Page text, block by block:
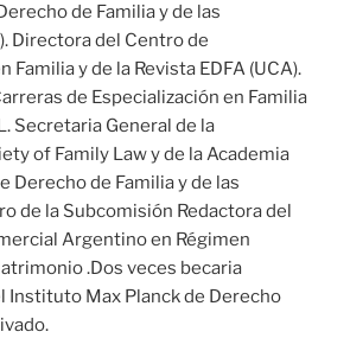
de Familia y de las
Directora del Centro de
Familia y de la Revista EDFA (UCA).
de Especialización en Familia
Secretaria General de la
of Family Law y de la Academia
Derecho de Familia y de las
de la Subcomisión Redactora del
Argentino en Régimen
.Dos veces becaria
Instituto Max Planck de Derecho